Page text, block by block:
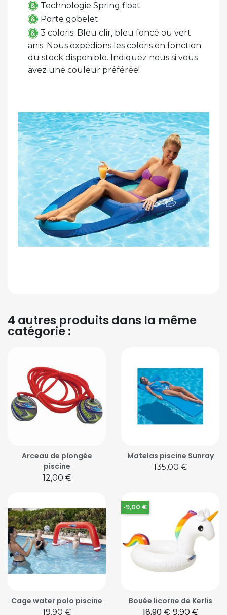
Technologie Spring float
Porte gobelet
3 coloris: Bleu clir, bleu foncé ou vert
anis. Nous expédions les coloris en fonction
du stock disponible. Indiquez nous si vous
avez une couleur préférée!
4 autres produits dans la même
catégorie :
Arceau de plongée
piscine
Prix
12,00 €
Matelas piscine Sunray
Prix
135,00 €
Cage water polo piscine
Prix
19,90 €
Bouée licorne de Kerlis
Prix de base
18,90 € Prix
9,90 €
-9,00 €